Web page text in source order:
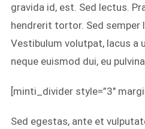
gravida id, est. Sed lectus.
hendrerit tortor. Sed semper
Vestibulum volutpat, lacus a
neque euismod dui, eu
[minti_divider style=”3″
Sed egestas, ante et